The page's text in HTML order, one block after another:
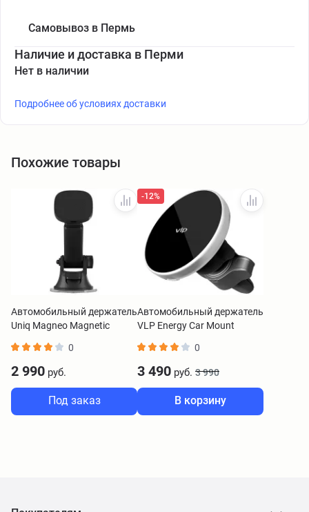
Самовывоз в Пермь
Наличие и доставка в Перми
Нет в наличии
Подробнее об условиях доставки
Похожие товары
Автомобильный держатель
Uniq Magneo Magnetic
0
2 990 руб.
Под заказ
-12%
Автомобильный держатель
VLP Energy Car Mount
0
3 490 руб. 3 990
В корзину